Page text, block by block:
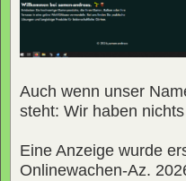
Auch wenn unser
steht: Wir haben
Eine Anzeige wurde
Onlinewachen-Az.